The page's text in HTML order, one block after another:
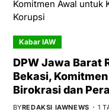
Kabar IAW
DPW Jawa Barat
Bekasi,
Birokrasi dan
BYREDAKSI IAWNEWS 1